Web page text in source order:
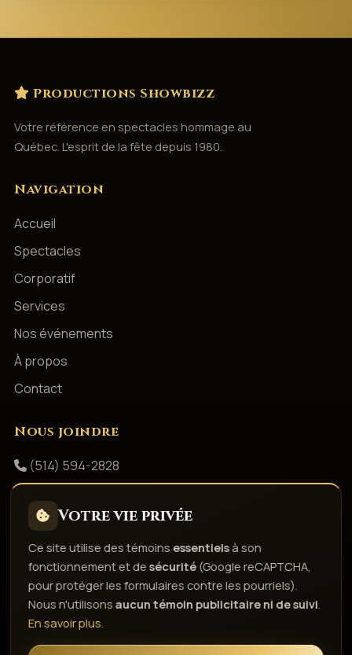
Productions Showbizz
Votre référence en spectacles hommage au
Québec. L'esprit de la fête depuis 1980.
Navigation
Accueil
Spectacles
Corporatif
Services
Nos événements
À propos
Contact
Nous joindre
(514) 594-2828
Facebook
Politique de confidentialité Conditions d'utilisation
Droits d'auteur & responsabilitéPolitique de témoins
Votre vie privée
Ce site utilise des témoinsessentielsà son
fonctionnement et desécurité (Google reCAPTCHA,
pour protéger les formulaires contre les pourriels).
Nous n'utilisonsaucun témoin publicitaire ni de suivi.
En savoir plus.